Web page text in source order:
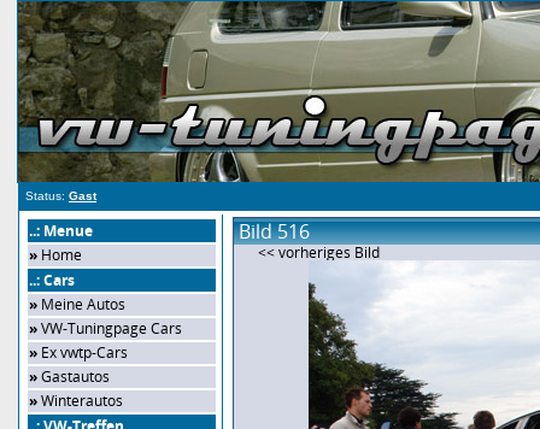
Status: Gast
..: Menue
» Home
..: Cars
» Meine Autos
»VW-Tuningpage Cars
» Ex vwtp-Cars
»Gastautos
»Winterautos
Bild 516
<< vorheriges Bild